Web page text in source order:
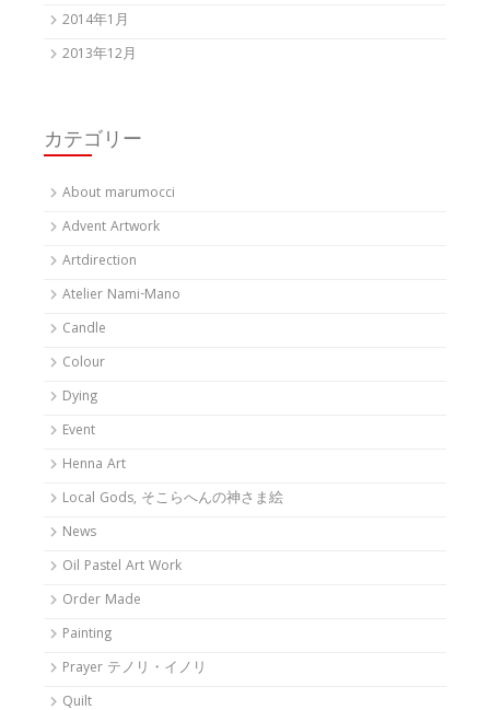
2014年1月
2013年12月
カテゴリー
About marumocci
Advent Artwork
Artdirection
Atelier Nami-Mano
Candle
Colour
Dying
Event
Henna Art
Local Gods, そこらへんの神さま絵
News
Oil Pastel Art Work
Order Made
Painting
Prayer テノリ・イノリ
Quilt